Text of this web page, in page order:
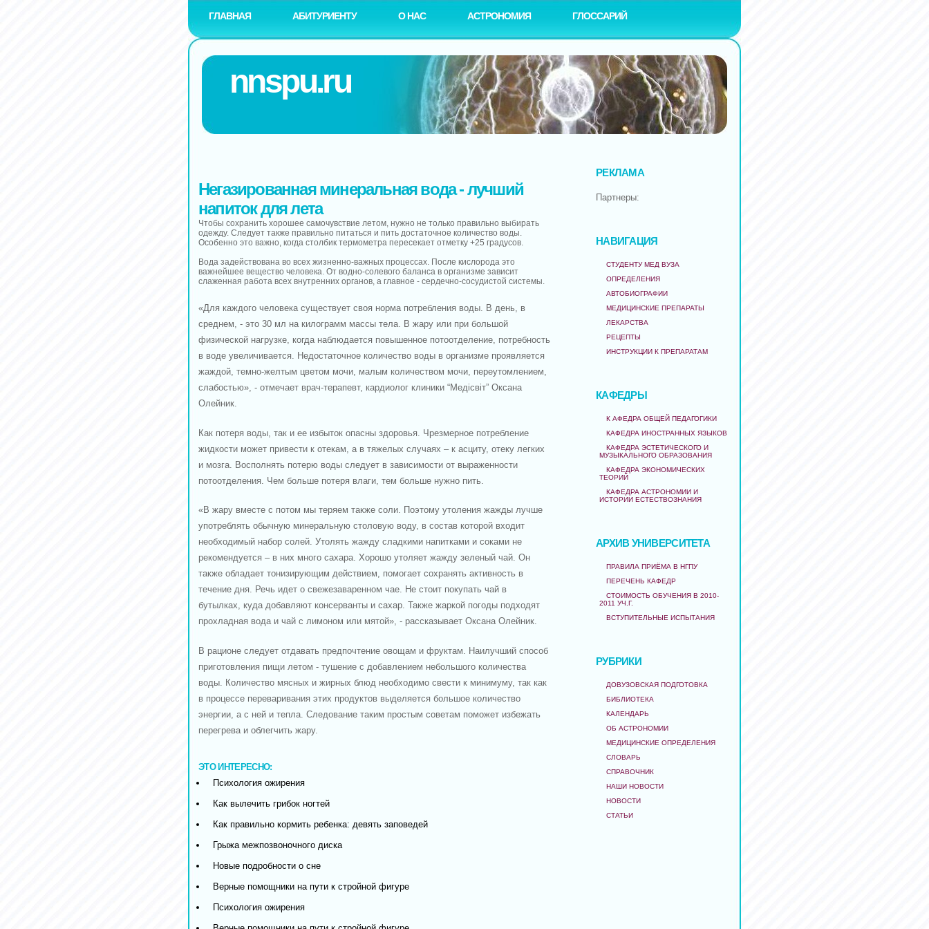
ГЛАВНАЯ АБИТУРИЕНТУ О НАС АСТРОНОМИЯ ГЛОССАРИЙ
nnspu.ru
Негазированная минеральная вода - лучший
напиток для лета
Чтобы сохранить хорошее самочувствие летом, нужно не только правильно выбирать
одежду. Следует также правильно питаться и пить достаточное количество воды.
Особенно это важно, когда столбик термометра пересекает отметку +25 градусов.
Вода задействована во всех жизненно-важных процессах. После кислорода это
важнейшее вещество человека. От водно-солевого баланса в организме зависит
слаженная работа всех внутренних органов, а главное - сердечно-сосудистой системы.
«Для каждого человека существует своя норма потребления воды. В день, в
среднем, - это 30 мл на килограмм массы тела. В жару или при большой
физической нагрузке, когда наблюдается повышенное потоотделение, потребность
в воде увеличивается. Недостаточное количество воды в организме проявляется
жаждой, темно-желтым цветом мочи, малым количеством мочи, переутомлением,
слабостью», - отмечает врач-терапевт, кардиолог клиники “Медiсвiт” Оксана
Олейник.
Как потеря воды, так и ее избыток опасны здоровья. Чрезмерное потребление
жидкости может привести к отекам, а в тяжелых случаях – к асциту, отеку легких
и мозга. Восполнять потерю воды следует в зависимости от выраженности
потоотделения. Чем больше потеря влаги, тем больше нужно пить.
«В жару вместе с потом мы теряем также соли. Поэтому утоления жажды лучше
употреблять обычную минеральную столовую воду, в состав которой входит
необходимый набор солей. Утолять жажду сладкими напитками и соками не
рекомендуется – в них много сахара. Хорошо утоляет жажду зеленый чай. Он
также обладает тонизирующим действием, помогает сохранять активность в
течение дня. Речь идет о свежезаваренном чае. Не стоит покупать чай в
бутылках, куда добавляют консерванты и сахар. Также жаркой погоды подходят
прохладная вода и чай с лимоном или мятой», - рассказывает Оксана Олейник.
В рационе следует отдавать предпочтение овощам и фруктам. Наилучший способ
приготовления пищи летом - тушение с добавлением небольшого количества
воды. Количество мясных и жирных блюд необходимо свести к минимуму, так как
в процессе переваривания этих продуктов выделяется большое количество
энергии, а с ней и тепла. Следование таким простым советам поможет избежать
перегрева и облегчить жару.
ЭТО ИНТЕРЕСНО:
Психология ожирения
Как вылечить грибок ногтей
Как правильно кормить ребенка: девять заповедей
Грыжа межпозвоночного диска
Новые подробности о сне
Верные помощники на пути к стройной фигуре
Психология ожирения
РЕКЛАМА
Партнеры:
НАВИГАЦИЯ
СТУДЕНТУ МЕД ВУЗА
ОПРЕДЕЛЕНИЯ
АВТОБИОГРАФИИ
МЕДИЦИНСКИЕ ПРЕПАРАТЫ
ЛЕКАРСТВА
РЕЦЕПТЫ
ИНСТРУКЦИИ К ПРЕПАРАТАМ
КАФЕДРЫ
К АФЕДРА ОБЩЕЙ ПЕДАГОГИКИ
КАФЕДРА ИНОСТРАННЫХ ЯЗЫКОВ
КАФЕДРА ЭСТЕТИЧЕСКОГО И
МУЗЫКАЛЬНОГО ОБРАЗОВАНИЯ
КАФЕДРА ЭКОНОМИЧЕСКИХ
ТЕОРИЙ
КАФЕДРА АСТРОНОМИИ И
ИСТОРИИ ЕСТЕСТВОЗНАНИЯ
АРХИВ УНИВЕРСИТЕТА
ПРАВИЛА ПРИЁМА В НГПУ
ПЕРЕЧЕНЬ КАФЕДР
СТОИМОСТЬ ОБУЧЕНИЯ В 2010-
2011 УЧ.Г.
ВСТУПИТЕЛЬНЫЕ ИСПЫТАНИЯ
РУБРИКИ
ДОВУЗОВСКАЯ ПОДГОТОВКА
БИБЛИОТЕКА
КАЛЕНДАРЬ
ОБ АСТРОНОМИИ
МЕДИЦИНСКИЕ ОПРЕДЕЛЕНИЯ
СЛОВАРЬ
СПРАВОЧНИК
НАШИ НОВОСТИ
НОВОСТИ
СТАТЬИ